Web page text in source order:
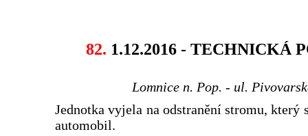
82. 1.12.2016 - TECHNICKÁ
Lomnice n. Pop. - ul.
Jednotka vyjela na odstranění stromu, který
automobil.